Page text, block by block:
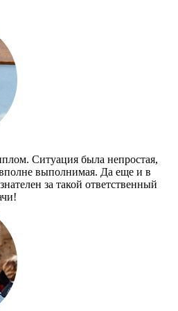
Ситуация была непростая,
выполнимая. Да еще и в
за такой ответственный